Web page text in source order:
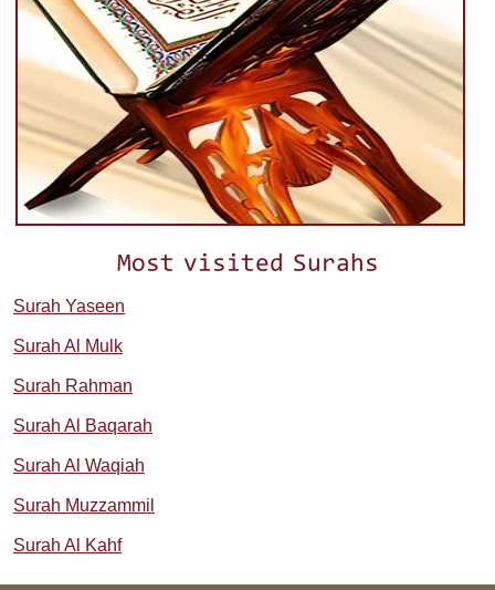
Most visited Surahs
Surah Yaseen
Surah Al Mulk
Surah Rahman
Surah Al Baqarah
Surah Al Waqiah
Surah Muzzammil
Surah Al Kahf